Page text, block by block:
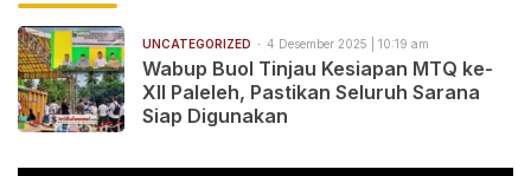
UNCATEGORIZED 4 Desember 2025 | 10:19 am
Wabup Buol Tinjau Kesiapan MTQ ke-
XII Paleleh, Pastikan Seluruh Sarana
Siap Digunakan